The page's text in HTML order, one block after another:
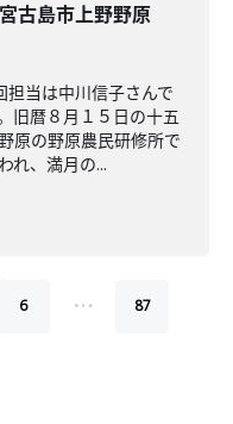
古島市上野野原
担当は中川信子さんで
旧暦８月１５日の十五
原の野原農民研修所で
れ、満月の...
6 … 87